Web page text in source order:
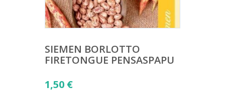
SIEMEN BORLOTTO
FIRETONGUE PENSASPAPU
1,50 €